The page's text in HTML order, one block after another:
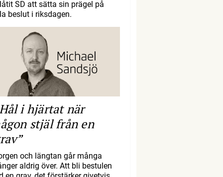
SD att sätta sin prägel på
beslut i riksdagen.
i hjärtat när
stjäl från en
och längtan går många
aldrig över. Att bli bestulen